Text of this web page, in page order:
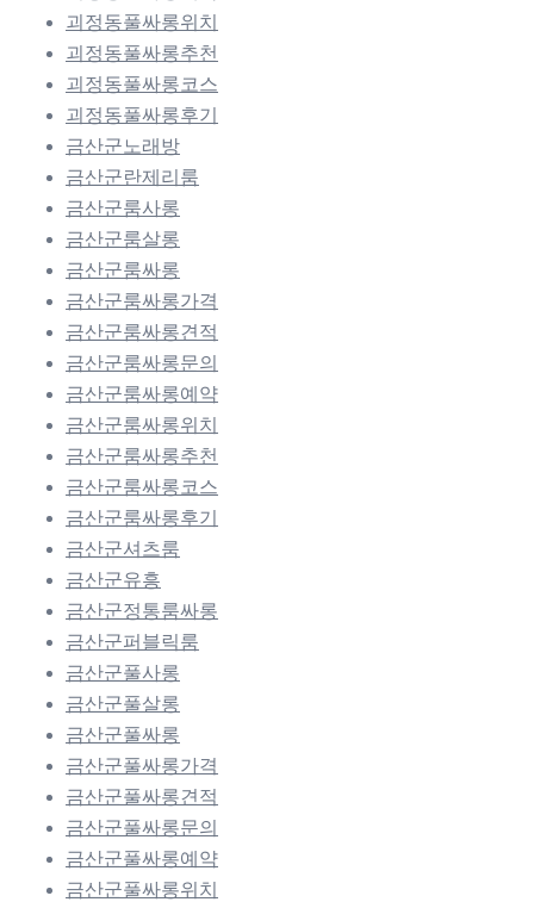
괴정동풀싸롱위치
괴정동풀싸롱추천
괴정동풀싸롱코스
괴정동풀싸롱후기
금산군노래방
금산군란제리룸
금산군룸사롱
금산군룸살롱
금산군룸싸롱
금산군룸싸롱가격
금산군룸싸롱견적
금산군룸싸롱문의
금산군룸싸롱예약
금산군룸싸롱위치
금산군룸싸롱추천
금산군룸싸롱코스
금산군룸싸롱후기
금산군셔츠룸
금산군유흥
금산군정통룸싸롱
금산군퍼블릭룸
금산군풀사롱
금산군풀살롱
금산군풀싸롱
금산군풀싸롱가격
금산군풀싸롱견적
금산군풀싸롱문의
금산군풀싸롱예약
금산군풀싸롱위치